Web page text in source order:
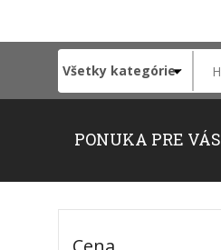
PONUKA PRE VÁS